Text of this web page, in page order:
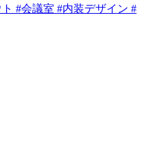
#会議室 #内装デザイン #